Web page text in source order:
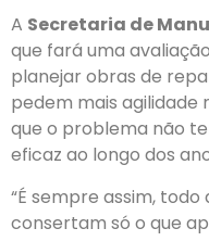
A Secretaria de
que fará uma
planejar obras de
pedem mais agilidade
que o problema não
eficaz ao longo dos
“É sempre assim,
consertam só o que